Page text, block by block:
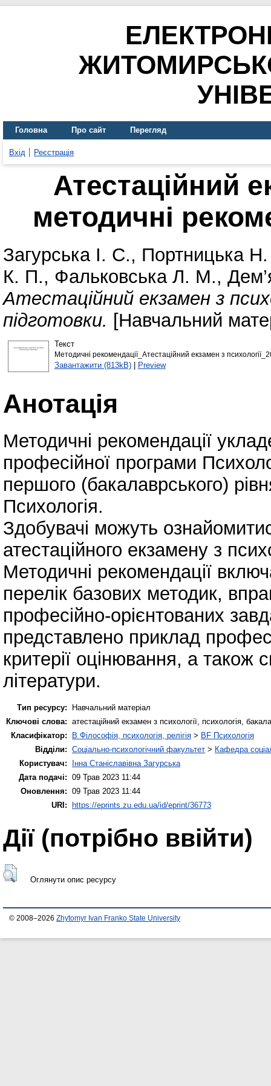
Головна Про сайт Перегляд
Вхід Реєстрація
Атестаційний
методичні
Загурська І. С., Портницька
К. П., Фальковська Л. М.,
Атестаційний екзамен з
підготовки. [Навчальний
Текст
Методичні рекомендації_Атестаційний екзамен з
Завантажити (813kB)| Preview
Анотація
Методичні рекомендації
професійної програми
першого (бакалаврського)
Психологія.
Здобувачі можуть
атестаційного екзамену з
Методичні рекомендації
перелік базових методик,
професійно-орієнтованих
представлено приклад
критерії оцінювання, а
літератури.
Тип ресурсу:
Навчальний матеріал
Ключові слова: атестаційний екзамен з психології, психологія,
Класифікатор:
B Філософія, психологія, релігія > BF Психологія
Відділи: Соціально-психологічний факультет > Кафедра
Користувач:
Інна Станіславівна Загурська
Дата подачі: 09 Трав 2023 11:44
Оновлення: 09 Трав 2023 11:44
URI: https://eprints.zu.edu.ua/id/eprint/36773
Дії ​​(потрібно ввійти)
Оглянути опис ресурсу
© 2008–2026 Zhytomyr Ivan Franko State University